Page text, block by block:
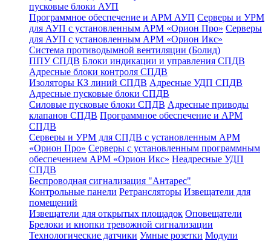
пусковые блоки АУП
Программное обеспечение и АРМ АУП Серверы и УРМ
для АУП с установленным АРМ «Орион Про» Серверы
для АУП с установленным АРМ «Орион Икс»
Система противодымной вентиляции (Болид)
ППУ СПДВ Блоки индикации и управления СПДВ
Адресные блоки контроля СПДВ
Изоляторы КЗ линий СПДВ Адресные УДП СПДВ
Адресные пусковые блоки СПДВ
Силовые пусковые блоки СПДВ Адресные приводы
клапанов СПДВ Программное обеспечение и АРМ
СПДВ
Серверы и УРМ для СПДВ с установленным АРМ
«Орион Про» Серверы с установленным программным
обеспечением АРМ «Орион Икс» Неадресные УДП
СПДВ
Беспроводная сигнализация "Антарес"
Контрольные панели Ретрансляторы Извещатели для
помещений
Извещатели для открытых площадок Оповещатели
Брелоки и кнопки тревожной сигнализации
Технологические датчики Умные розетки Модули